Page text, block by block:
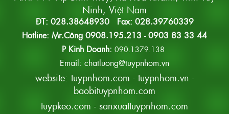
Ninh, Việt Nam
ĐT: 028.38648930 Fax: 028.39760339
Hotline: Mr.Công 0908.195.213 - 0903 83 33 44
P Kinh Doanh: 090.1379.138
Email: chatluong@tuypnhom.vn
website: tuypnhom.com - tuypnhom.vn -
baobituypnhom.com
tuypkeo.com - sanxuattuypnhom.com